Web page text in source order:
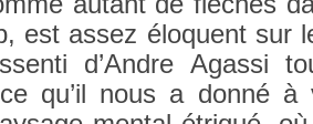
est assez éloquent sur
d’Andre Agas­si
qu’il nous a donné